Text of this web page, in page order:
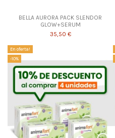
BELLA AURORA PACK SLENDOR
GLOW+SERUM
35,50 €
En oferta!
-10%